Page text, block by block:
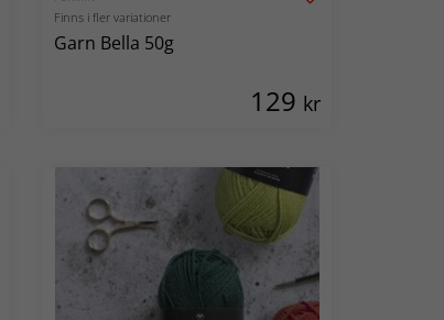
Finns i fler variationer
Garn Bella 50g
129 kr